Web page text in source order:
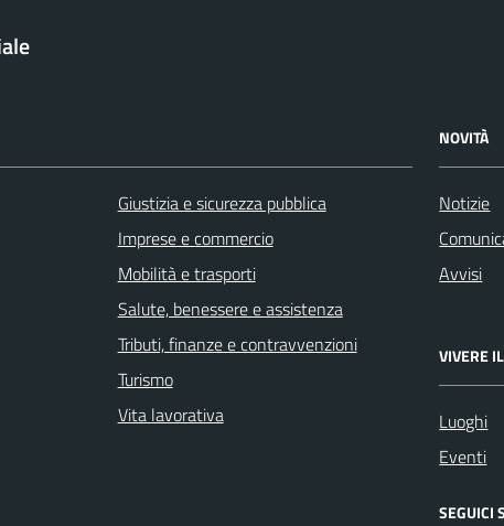
Giustizia e sicurezza pubblica
Imprese e commercio
Mobilità e trasporti
Salute, benessere e assistenza
Tributi, finanze e contravvenzioni
Turismo
Vita lavorativa
NOVITÀ
Notizie
Avvisi
VIVERE
Luoghi
Eventi
SEGUICI